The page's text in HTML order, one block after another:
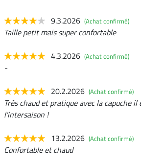
9.3.2026 (Achat confirmé)
Taille petit mais super confortable
4.3.2026 (Achat confirmé)
-
20.2.2026 (Achat confirmé)
Très chaud et pratique avec la capuche il
l'intersaison !
13.2.2026 (Achat confirmé)
Confortable et chaud